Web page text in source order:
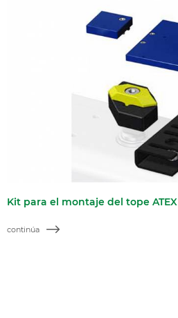
Kit para el montaje del tope ATEX
continúa